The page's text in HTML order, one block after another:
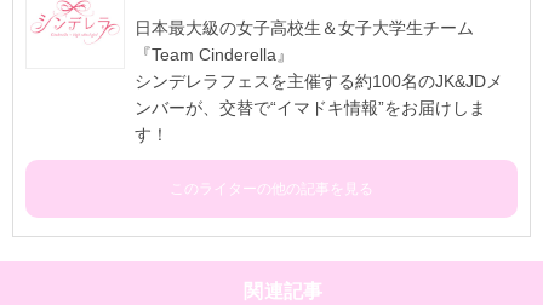
日本最大級の女子高校生＆女子大学生チーム
『Team Cinderella』
シンデレラフェスを主催する約100名のJK&JDメ
ンバーが、交替で“イマドキ情報”をお届けしま
す！
このライターの他の記事を見る
関連記事